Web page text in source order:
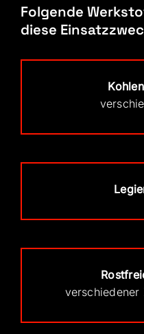
Folgende
diese
verschiedener